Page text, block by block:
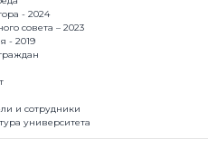
- 2024
совета – 2023
- 2019
и сотрудники
университета